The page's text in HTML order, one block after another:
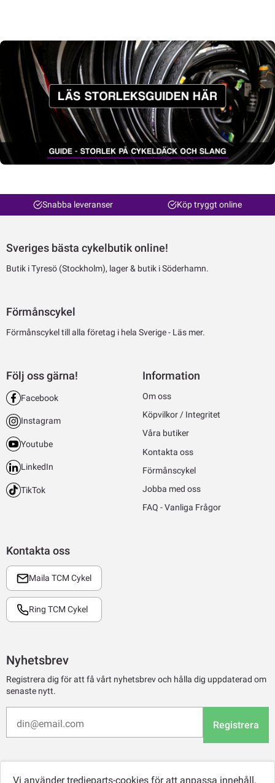
Snabba leveranser Köp tryggt online
Sveriges bästa cykelbutik online!
Butik i Tyresö (Stockholm), lager & butik i Söderhamn.
Förmånscykel
Förmånscykel till alla företag i hela Sverige - Läs mer.
Kontakta oss
Maila TCM Cykel
Ring TCM Cykel
Följ oss gärna!
Facebook
Instagram
Youtube
LinkedIn
TikTok
Information
Om oss
Köpvilkor / Integritet
Våra butiker
Kontakta oss
Förmånscykel
Jobba med oss
FAQ - Vanliga Frågor
Nyhetsbrev
Registrera dig för att få vårt nyhetsbrev och hålla dig uppdaterad om
senaste nytt.
Registrera
Vi använder tredjeparts-cookies för att anpassa innehåll,